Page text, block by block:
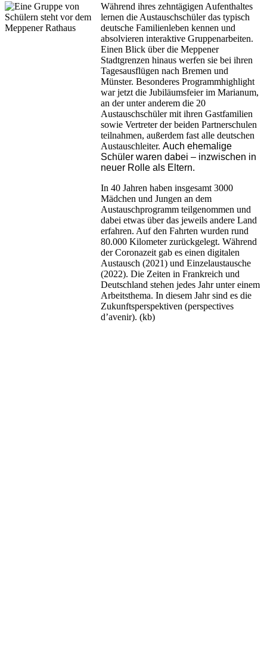
Während ihres zehntägigen Aufenthaltes
lernen die Austauschschüler das typisch
deutsche Familienleben kennen und
absolvieren interaktive Gruppenarbeiten.
Einen Blick über die Meppener
Stadtgrenzen hinaus werfen sie bei ihren
Tagesausflügen nach Bremen und
Münster. Besonderes Programmhighlight
war jetzt die Jubiläumsfeier im Marianum,
an der unter anderem die 20
Austauschschüler mit ihren Gastfamilien
sowie Vertreter der beiden Partnerschulen
teilnahmen, außerdem fast alle deutschen
Austauschleiter. Auch ehemalige
Schüler waren dabei – inzwischen in
neuer Rolle als Eltern.
In 40 Jahren haben insgesamt 3000
Mädchen und Jungen an dem
Austauschprogramm teilgenommen und
dabei etwas über das jeweils andere Land
erfahren. Auf den Fahrten wurden rund
80.000 Kilometer zurückgelegt. Während
der Coronazeit gab es einen digitalen
Austausch (2021) und Einzelaustausche
(2022). Die Zeiten in Frankreich und
Deutschland stehen jedes Jahr unter einem
Arbeitsthema. In diesem Jahr sind es die
Zukunftsperspektiven (perspectives
d’avenir). (kb)